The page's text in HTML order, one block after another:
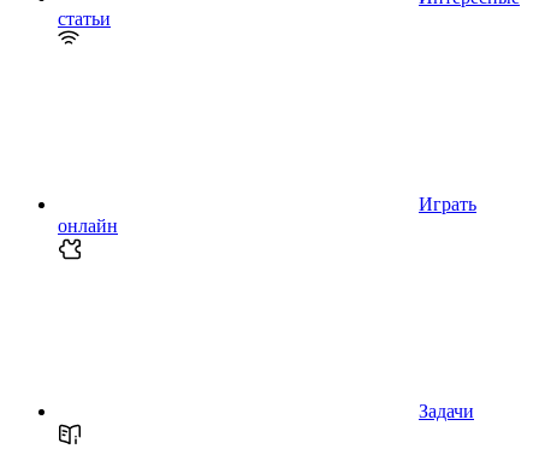
статьи
Играть
онлайн
Задачи